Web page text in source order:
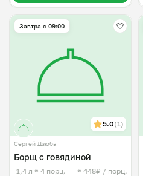
Завтра c 09:00
5.0(1)
Сергей Дзюба
Борщ с говядиной
1,4 л ≈ 4 порц. ≈ 448₽ / порц.